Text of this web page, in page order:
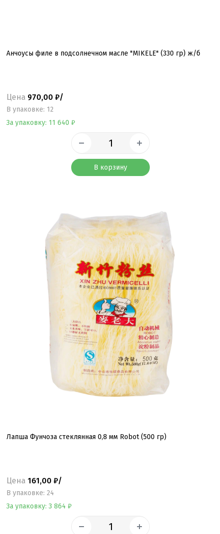
Анчоусы филе в подсолнечном масле "MIKELE" (330 гр) ж/б
Цена 970,00 ₽/
B упаковке: 12
За упаковку: 11 640 ₽
В корзину
Лапша Фунчоза стеклянная 0,8 мм Robot (500 гр)
Цена 161,00 ₽/
B упаковке: 24
За упаковку: 3 864 ₽